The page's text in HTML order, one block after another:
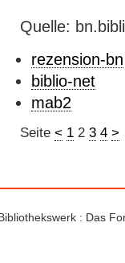
Quelle:
rezension-bn
biblio-net
mab2
Seite < 1 2 3 4 >
: Das